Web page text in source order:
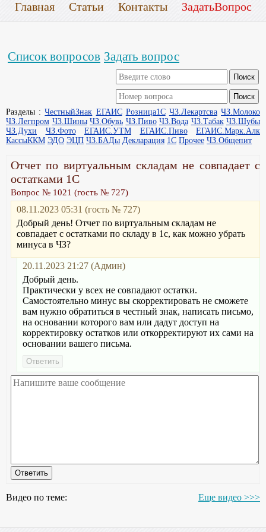
Главная Статьи Контакты ЗадатьВопрос
Список вопросов Задать вопрос
Разделы :ЧестныйЗнак ЕГАИС Розница1С ЧЗ.Лекартсва ЧЗ.Молоко
ЧЗ.Легпром ЧЗ.Шины ЧЗ.Обувь ЧЗ.Пиво ЧЗ.Вода ЧЗ.Табак ЧЗ.Шубы
ЧЗ.Духи
ЧЗ.Фото ЕГАИС.УТМ ЕГАИС.Пиво
ЕГАИС.Марк.Алк
КассыККМ ЭДО ЭЦП ЧЗ.БАДы Декларация 1С Прочее ЧЗ.Общепит
Отчет по виртуальным складам не совпадает с
остатками 1С
Вопрос № 1021 (гость № 727)
08.11.2023 05:31 (гость № 727)
Добрый день! Отчет по виртуальным складам не
совпадает с остатками по складу в 1с, как можно убрать
минуса в ЧЗ?
20.11.2023 21:27 (Админ)
Добрый день.
Практически у всех не совпадают остатки.
Самостоятельно минус вы скорректировать не сможете
вам нужно обратиться в честный знак, написать письмо,
на основании которого вам или дадут доступ на
корректировку остатков или откорректируют их сами на
основании вашего письма.
Видео по теме: Еще видео >>>